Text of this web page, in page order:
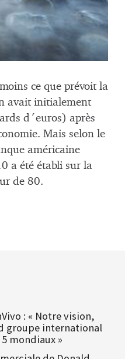
ce que prévoit la
avait initialement
d´euros) après
Mais selon le
américaine
a été établi sur la
de 80.
: « Notre vision,
groupe international
mondiaux »